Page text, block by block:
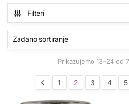
Filteri
Prikazujemo 13–24 od
1 2 3 4 5